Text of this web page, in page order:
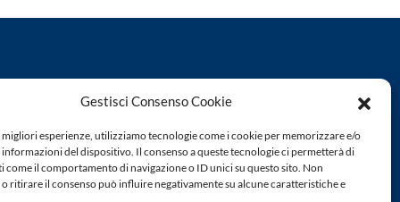
Gestisci Consenso Cookie
esperienze, utilizziamo tecnologie come i cookie per memorizzare e/o
informazioni del dispositivo. Il consenso a queste tecnologie ci permetterà di
come il comportamento di navigazione o ID unici su questo sito. Non
ritirare il consenso può influire negativamente su alcune caratteristiche e
Non
http://www.palumboeditore.it
email:letteraturaenoi.redazione@gmail.com
Responsabile web: Vincenzo Patricolo